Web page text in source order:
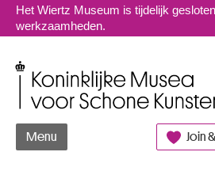
Naar
Het Wiertz Museum is tijdelijk
werkzaamheden.
Menu Join